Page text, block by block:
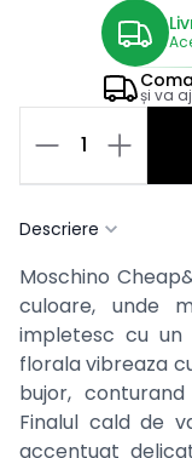
și va
1
Descriere
Moschino
culoare, unde
impletesc cu
florala vibreaza
bujor,
Finalul cald de
accentuat